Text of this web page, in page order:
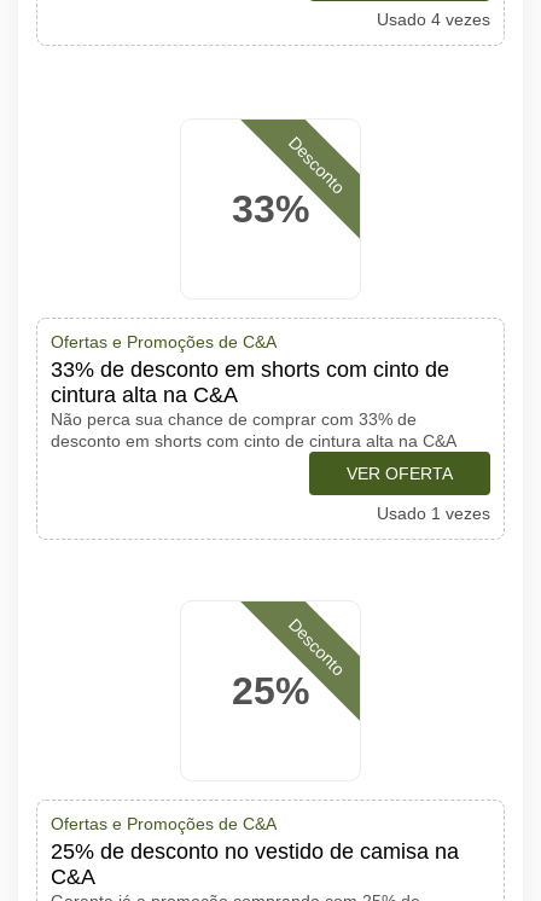
Usado 4 vezes
33%
Desconto
Ofertas e Promoções de C&A
33% de desconto em shorts com cinto de
cintura alta na C&A
Não perca sua chance de comprar com 33% de
desconto em shorts com cinto de cintura alta na C&A
VER OFERTA
Usado 1 vezes
25%
Desconto
Ofertas e Promoções de C&A
25% de desconto no vestido de camisa na
C&A